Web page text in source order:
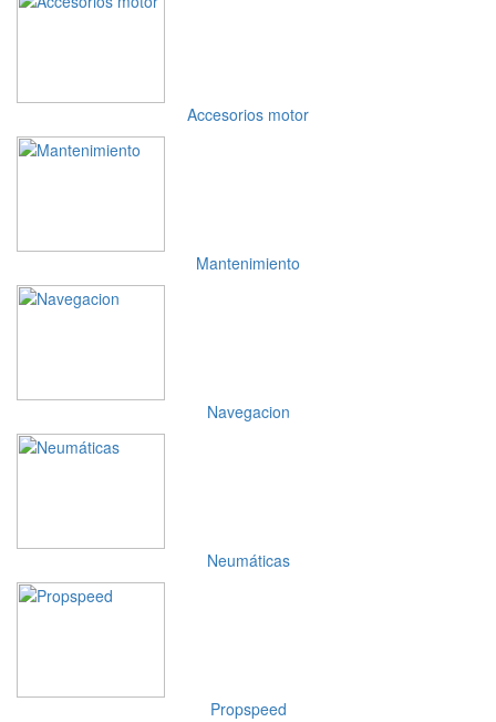
Accesorios motor
Mantenimiento
Navegacion
Neumáticas
Propspeed